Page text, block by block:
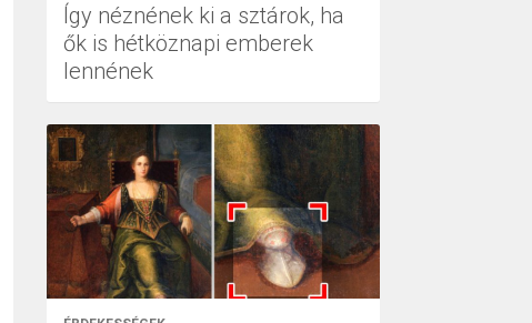
Így néznének ki a sztárok, ha
ők is hétköznapi emberek
lennének